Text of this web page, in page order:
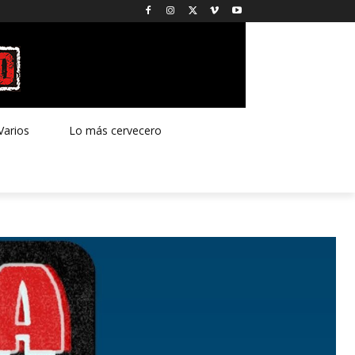
Lo más cervecero